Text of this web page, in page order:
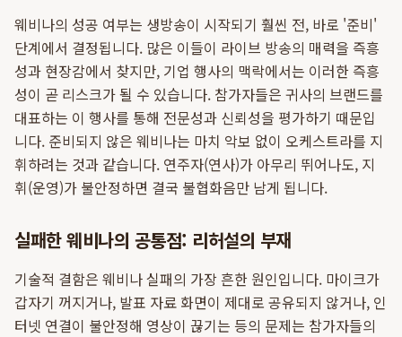
웨비나의 성공 여부는 생방송이 시작되기 훨씬 전, 바로 '준비'
단계에서 결정됩니다. 많은 이들이 라이브 방송의 매력을 즉흥
성과 현장감에서 찾지만, 기업 행사의 맥락에서는 이러한 즉흥
성이 곧 리스크가 될 수 있습니다. 참가자들은 귀사의 브랜드를
대표하는 이 행사를 통해 전문성과 신뢰성을 평가하기 때문입
니다. 준비되지 않은 웨비나는 마치 악보 없이 오케스트라를 지
휘하려는 것과 같습니다. 연주자(연사)가 아무리 뛰어나도, 지
휘(운영)가 불안정하면 결국 불협화음만 남게 됩니다.
실패한 웨비나의 공통점: 리허설의 부재
기술적 결함은 웨비나 실패의 가장 흔한 원인입니다. 마이크가
갑자기 꺼지거나, 발표 자료 화면이 제대로 공유되지 않거나, 인
터넷 연결이 불안정해 영상이 끊기는 등의 문제는 참가자들의